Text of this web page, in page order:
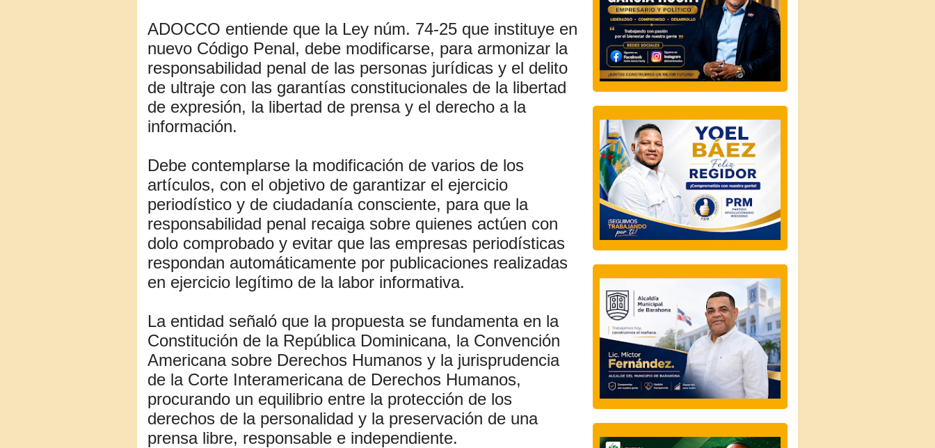
ADOCCO entiende que la Ley núm. 74-25 que instituye en
nuevo Código Penal, debe modificarse, para armonizar la
responsabilidad penal de las personas jurídicas y el delito
de ultraje con las garantías constitucionales de la libertad
de expresión, la libertad de prensa y el derecho a la
información.
Debe contemplarse la modificación de varios de los
artículos, con el objetivo de garantizar el ejercicio
periodístico y de ciudadanía consciente, para que la
responsabilidad penal recaiga sobre quienes actúen con
dolo comprobado y evitar que las empresas periodísticas
respondan automáticamente por publicaciones realizadas
en ejercicio legítimo de la labor informativa.
La entidad señaló que la propuesta se fundamenta en la
Constitución de la República Dominicana, la Convención
Americana sobre Derechos Humanos y la jurisprudencia
de la Corte Interamericana de Derechos Humanos,
procurando un equilibrio entre la protección de los
derechos de la personalidad y la preservación de una
prensa libre, responsable e independiente.